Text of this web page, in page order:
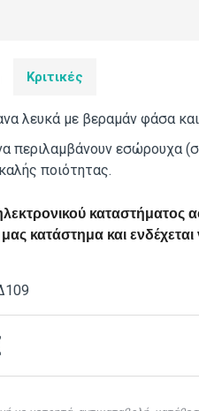
Κριτικές
λευκά με βεραμάν φάσα
περιλαμβάνουν εσώρουχα
ποιότητας.
ηλεκτρονικού
κατάστημα και